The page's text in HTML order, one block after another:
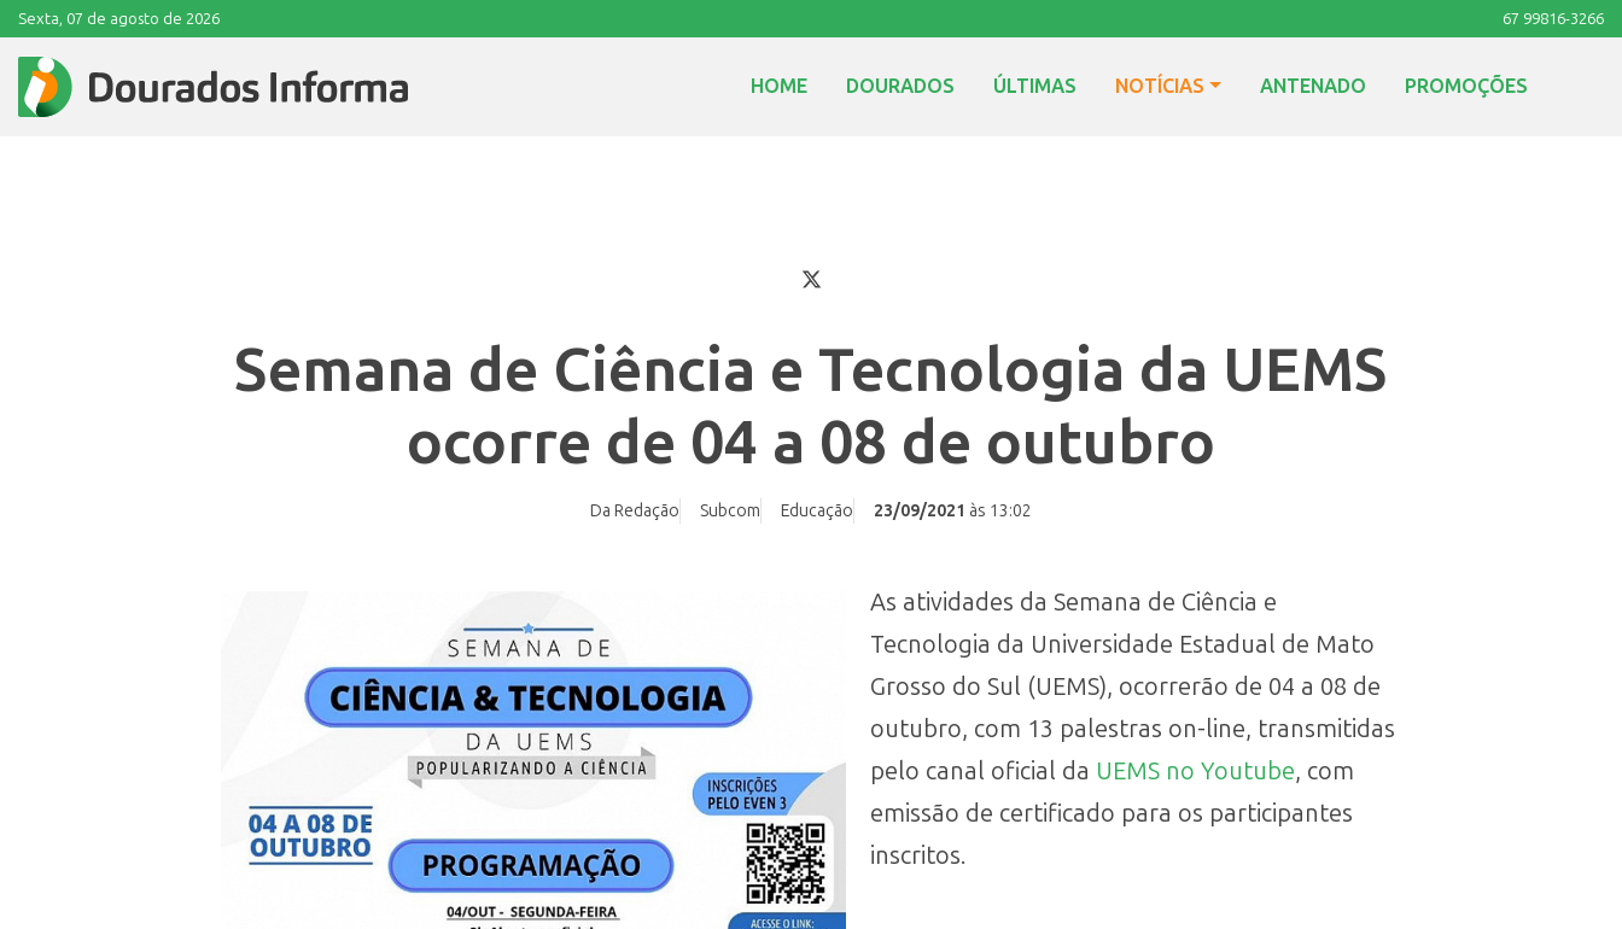
Sexta, 07 de agosto de 2026 67 99816-3266
HOME DOURADOS ÚLTIMAS NOTÍCIAS ANTENADO PROMOÇÕES
Semana de Ciência e Tecnologia da UEMS
ocorre de 04 a 08 de outubro
Da Redação Subcom Educação 23/09/2021 às 13:02
As atividades da Semana de Ciência e
Tecnologia da Universidade Estadual de Mato
Grosso do Sul (UEMS), ocorrerão de 04 a 08 de
outubro, com 13 palestras on-line, transmitidas
pelo canal oficial da UEMS no Youtube, com
emissão de certificado para os participantes
inscritos.